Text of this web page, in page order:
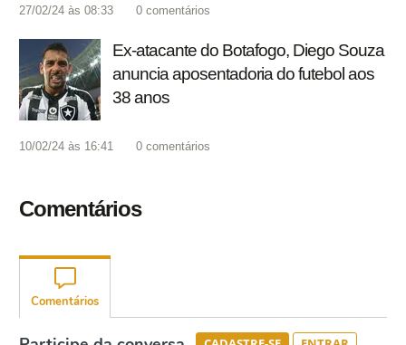
27/02/24 às 08:33 0 comentários
Ex-atacante do Botafogo, Diego Souza
anuncia aposentadoria do futebol aos
38 anos
10/02/24 às 16:41 0 comentários
Comentários